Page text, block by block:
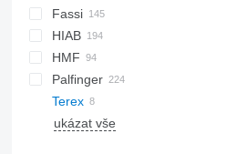
140
M-series
Q-series
Fassi
F-series
300-series
500-series
700-series
HIAB
R-series
X-HiDuo
X-HiPro
XS
HMF
340
1220
1823
Eurotech
Trakker
920
KM
PC
F90
TGL
Atego
Palfinger
PK
Manager
SCC
630
SCS
Terex
A-series
QY
ukázat vše